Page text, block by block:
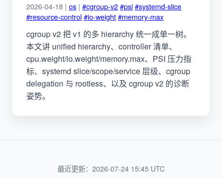
2026-04-18 | os | #cgroup-v2#psi#systemd-slice
#resource-control#io-weight#memory-max
cgroup v2 把 v1 的多 hierarchy 统一成单一树。
本文讲 unified hierarchy、controller 清单、
cpu.weight/io.weight/memory.max、PSI 压力指
标、systemd slice/scope/service 层级、cgroup
delegation 与 rootless、以及 cgroup v2 的诊断
姿势。
最近更新：2026-07-24 15:45 UTC